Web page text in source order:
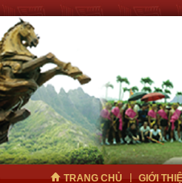
TRANG CHỦ GIỚI